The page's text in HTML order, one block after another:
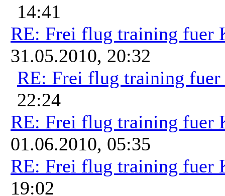
14:41
RE: Frei flug training fuer
31.05.2010, 20:32
RE: Frei flug training fuer
22:24
RE: Frei flug training fuer
01.06.2010, 05:35
RE: Frei flug training fuer
19:02